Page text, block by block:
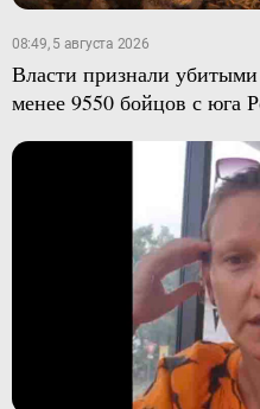
08:49, 5 августа 2026
Власти признали
менее 9550 бойцов с юга